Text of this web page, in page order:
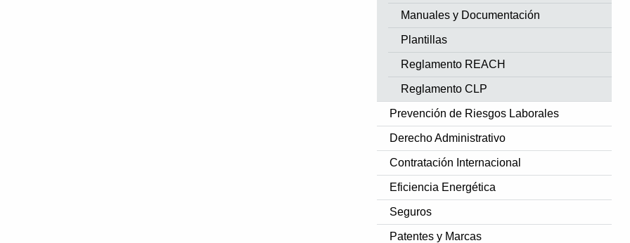
Manuales y Documentación
Plantillas
Reglamento REACH
Reglamento CLP
Prevención de Riesgos Laborales
Derecho Administrativo
Contratación Internacional
Eficiencia Energética
Seguros
Patentes y Marcas